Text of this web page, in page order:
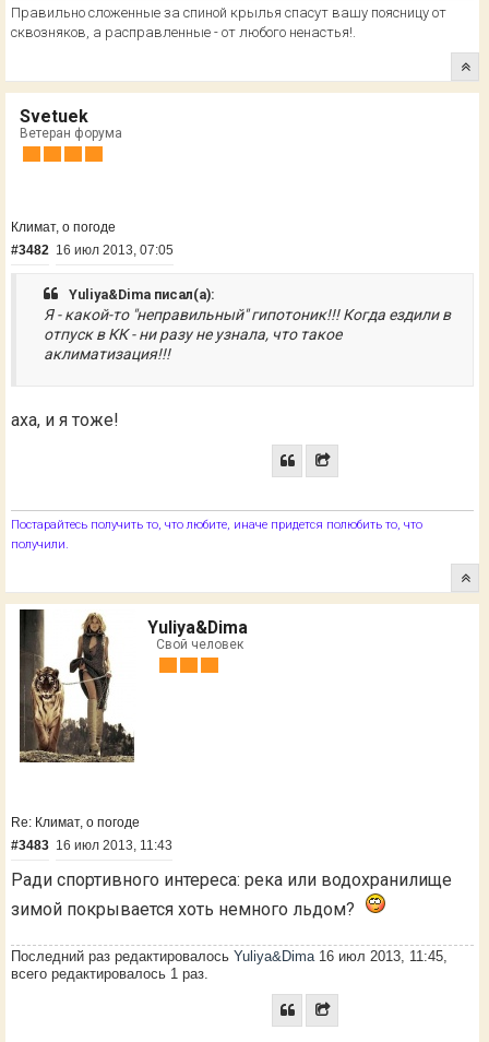
Правильно сложенные за спиной крылья спасут вашу поясницу от
сквозняков, а расправленные - от любого ненастья!.
Svetuek
Ветеран форума
Климат, о погоде
#3482 16 июл 2013, 07:05
Yuliya&Dima писал(а):
Я - какой-то "неправильный" гипотоник!!! Когда ездили в
отпуск в КК - ни разу не узнала, что такое
аклиматизация!!!
аха, и я тоже!
Постарайтесь получить то, что любите, иначе придется полюбить то, что
получили
Yuliya&Dima
Свой человек
Re: Климат, о погоде
#3483 16 июл 2013, 11:43
Ради спортивного интереса: река или водохранилище
зимой покрывается хоть немного льдом?
Последний раз редактировалось Yuliya&Dima16 июл 2013, 11:45,
всего редактировалось 1 раз.